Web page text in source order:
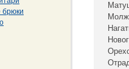
брюки